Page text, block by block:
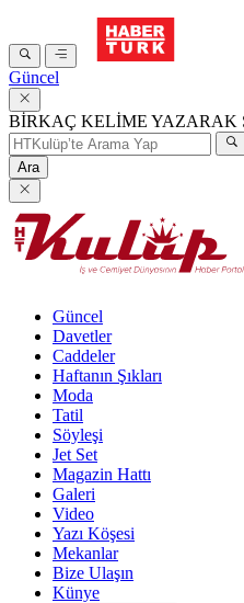
Güncel
BİRKAÇ KELİME YAZARAK
Ara
Güncel
Davetler
Caddeler
Haftanın Şıkları
Moda
Tatil
Söyleşi
Jet Set
Magazin Hattı
Galeri
Video
Yazı Köşesi
Mekanlar
Bize Ulaşın
Künye